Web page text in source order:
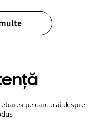
pe care o ai despre